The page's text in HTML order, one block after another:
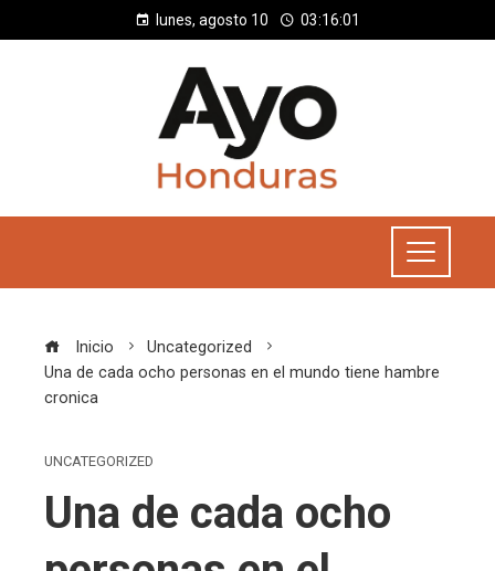
lunes, agosto 10 03:16:01
Inicio
Uncategorized
Una de cada ocho personas en el mundo tiene hambre
cronica
UNCATEGORIZED
Una de cada ocho